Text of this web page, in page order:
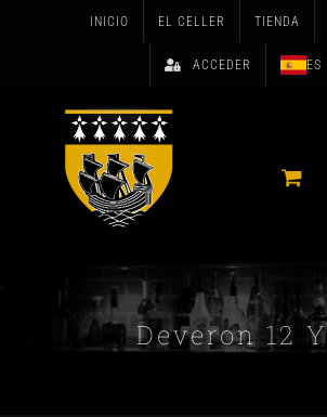
INICIO EL CELLER TIENDA
ACCEDER ES
Deveron 12